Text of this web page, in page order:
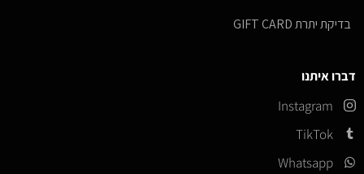
בדיקת יתרת GIFT CARD
דברו איתנו
Instagram
TikTok
Whatsapp